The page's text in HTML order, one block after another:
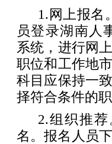
1.网上报名
员登录湖南人
系统，进行网
职位和工作地
科目应保持一
择符合条件的职
2.组织推
名。报名人员